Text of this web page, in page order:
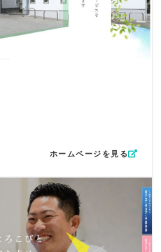
ホームページを見る